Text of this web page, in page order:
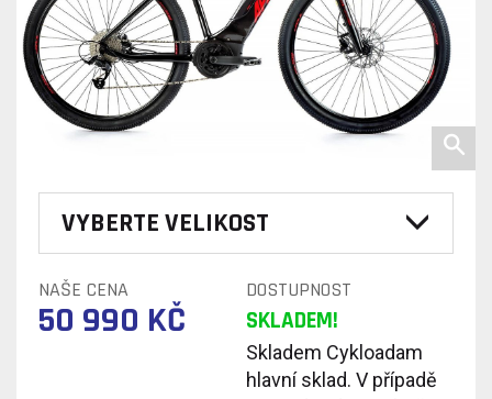
VYBERTE VELIKOST
NAŠE CENA DOSTUPNOST
50 990 KČ SKLADEM!
Skladem Cykloadam
hlavní sklad. V případě